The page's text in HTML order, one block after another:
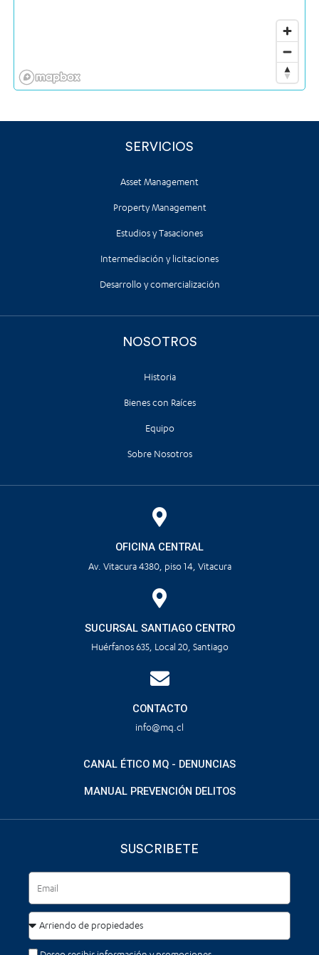
SERVICIOS
Asset Management
Property Management
Estudios y Tasaciones
Intermediación y licitaciones
Desarrollo y comercialización
NOSOTROS
Historia
Bienes con Raíces
Equipo
Sobre Nosotros
OFICINA CENTRAL
Av. Vitacura 4380, piso 14, Vitacura
SUCURSAL SANTIAGO CENTRO
Huérfanos 635, Local 20, Santiago
CONTACTO
info@mq.cl
CANAL ÉTICO MQ - DENUNCIAS
MANUAL PREVENCIÓN DELITOS
SUSCRIBETE